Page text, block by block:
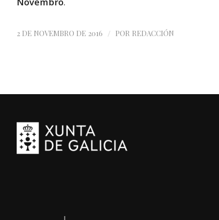
2 DE NOVEMBRO DE 2016 / POR REDACCIÓN